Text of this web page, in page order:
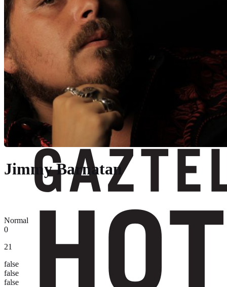
Jimmy Barnatan
Normal
0
21
false
false
false